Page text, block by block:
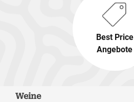
Best Price
Angebote
Weine